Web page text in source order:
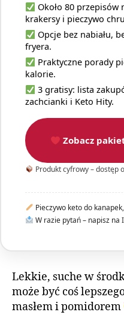
Około 80 przepisów
krakersy i pieczywo
Opcje bez nabiału,
fryera.
Praktyczne porady
kalorie.
3 gratisy: lista
zachcianki i Keto Hity.
Zobacz
Produkt cyfrowy – dostęp
Pieczywo keto do
W razie pytań – napisz na
Lekkie, suche w
może być coś
masłem i pomidorem